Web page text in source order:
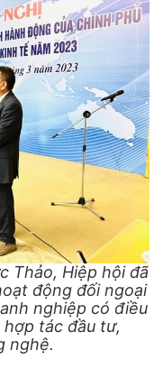
Thảo, Hiệp hội đã
động đối ngoại
nghiệp có điều
tác đầu tư,
nghệ.